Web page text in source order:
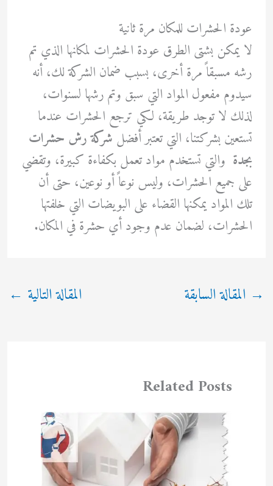
عودة الحشرات للمكان مرة ثانية
لا يمكن بشتى الطرق عودة الحشرات لمكانها الذي تم
رشه مسبقاً مرة أخرى، بسبب ضمان الشركة لك، أنه
سيدوم مفعول المواد التي سبق وتم رشها لسنوات،
لذلك لا توجد طريقة، لكي ترجع الحشرات عندما
تستعين بشركتنا، التي تعتبر أفضل شركة رش حشرات
بجدة والتي تستخدم مواد تعمل بكفاءة كبيرة، وتقضي
على جميع الحشرات، وليس نوعاً أو نوعين، حتى أن
تلك المواد يمكنها القضاء على البويضات التي خلفتها
الحشرات، لضمان عدم وجود أي حشرة في المكان.
→ المقالة السابقة المقالة التالية ←
Related Posts